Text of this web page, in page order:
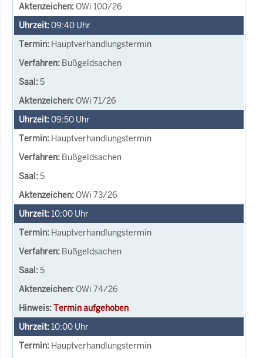
OWi 100/26
09:40 Uhr
Hauptverhandlungstermin
Bußgeldsachen
5
OWi 71/26
09:50 Uhr
Hauptverhandlungstermin
Bußgeldsachen
5
OWi 73/26
10:00 Uhr
Hauptverhandlungstermin
Bußgeldsachen
5
OWi 74/26
Termin aufgehoben
10:00 Uhr
Hauptverhandlungstermin